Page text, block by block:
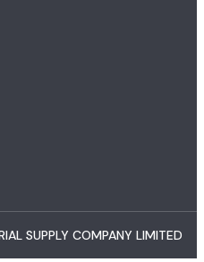
SUPPLY COMPANY LIMITED